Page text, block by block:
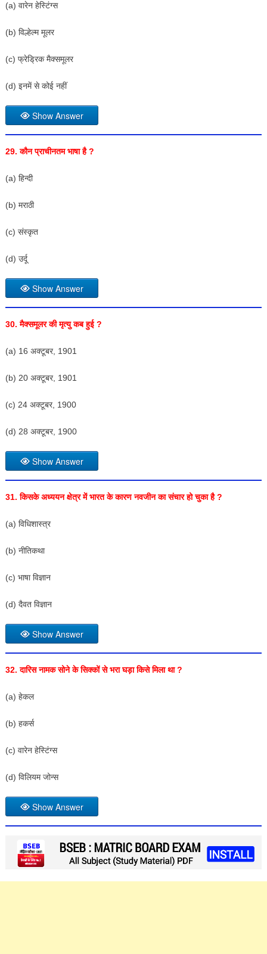
(a) वारेन हेस्टिंग्स
(b) विल्हेल्म मूलर
(c) फ्रेड्रिक मैक्समूलर
(d) इनमें से कोई नहीं
Show Answer
29. कौन प्राचीनतम भाषा है ?
(a) हिन्दी
(b) मराठी
(c) संस्कृत
(d) उर्दू
Show Answer
30. मैक्समूलर की मृत्यु कब हुई ?
(a) 16 अक्टूबर, 1901
(b) 20 अक्टूबर, 1901
(c) 24 अक्टूबर, 1900
(d) 28 अक्टूबर, 1900
Show Answer
31. किसके अध्ययन क्षेत्र में भारत के कारण नवजीन का संचार हो चुका है ?
(a) विधिशास्त्र
(b) नीतिकथा
(c) भाषा विज्ञान
(d) दैवत विज्ञान
Show Answer
32. दारिस नामक सोने के सिक्कों से भरा घड़ा किसे मिला था ?
(a) हेकल
(b) हकर्स
(c) वारेन हेस्टिंग्स
(d) विलियम जोन्स
Show Answer